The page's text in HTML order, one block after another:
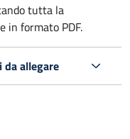
tutta la
in formato PDF.
allegare